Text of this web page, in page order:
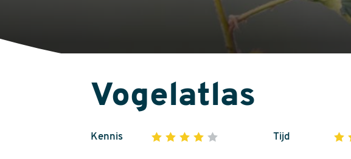
Vogelatlas
Kennis 1 2 3 4 Tijd 1